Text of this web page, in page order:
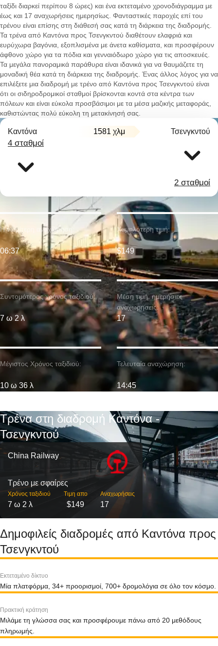
ταξίδι διαρκεί περίπου 8 ώρες) και ένα εκτεταμένο χρονοδιάγραμμα με
έως και 17 αναχωρήσεις ημερησίως. Φανταστικές παροχές επί του
τρένου είναι επίσης στη διάθεσή σας κατά τη διάρκεια της διαδρομής.
Τα τρένα από Καντόνα προς Τσενγκντού διαθέτουν ελαφριά και
ευρύχωρα βαγόνια, εξοπλισμένα με άνετα καθίσματα, και προσφέρουν
άφθονο χώρο για τα πόδια και γενναιόδωρο χώρο για τις αποσκευές.
Τα μεγάλα πανοραμικά παράθυρα είναι ιδανικά για να θαυμάζετε τη
μοναδική θέα κατά τη διάρκεια της διαδρομής. Ένας άλλος λόγος για να
επιλέξετε μια διαδρομή με τρένο από Καντόνα προς Τσενγκντού είναι
ότι οι σιδηροδρομικοί σταθμοί βρίσκονται κοντά στα κέντρα των
πόλεων και είναι εύκολα προσβάσιμοι με τα μέσα μαζικής μεταφοράς,
καθιστώντας πολύ εύκολη τη μετακίνησή σας.
Καντόνα 1581 χλμ Τσενγκντού
4 σταθμοί
2 σταθμοί
Συντομότερος χρόνος ταξιδιού:
7 ω 2 λ
Η νωρίτερη αναχώρηση:
06:37
Μέγιστος Χρόνος ταξιδιού:
10 ω 36 λ
Χαμηλότερη τιμή:
$149
Μέση τιμή. ημερήσιες
αναχωρήσεις:
17
Τελευταία αναχώρηση:
14:45
Τρένα στη διαδρομή Καντόνα -
Τσενγκντού
China Railway
Τρένο με σφαίρες
Χρόνος ταξιδιού
7 ω 2 λ
Τιμη απο
$149
Αναχωρήσεις
17
Δημοφιλείς διαδρομές από Καντόνα προς
Τσενγκντού
Εκτεταμένο δίκτυο
Μία πλατφόρμα, 34+ προορισμοί, 700+ δρομολόγια σε όλο τον κόσμο.
Πρακτική κράτηση
Μιλάμε τη γλώσσα σας και προσφέρουμε πάνω από 20 μεθόδους
πληρωμής.